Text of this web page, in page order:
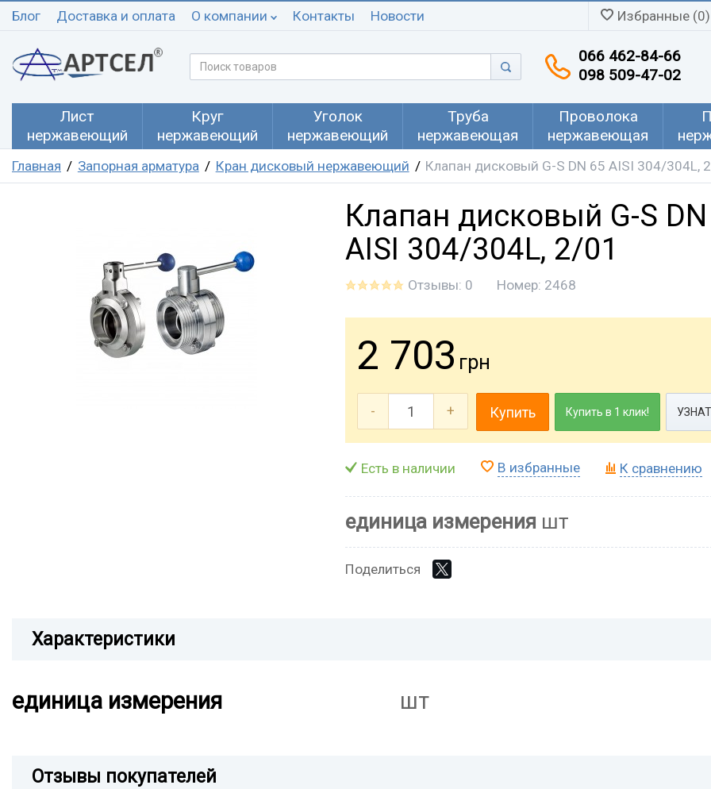
Блог Доставка и оплата О компании Контакты Новости Избранные (0)
066 462-84-66
098 509-47-02
Лист
нержавеющий
Круг
нержавеющий
Уголок
нержавеющий
Труба
нержавеющая
Проволока
нержавеющая
Главная Запорная арматура Кран дисковый нержавеющий Клапан дисковый G-S DN 65 AISI 304/304L,
Клапан дисковый G-S
AISI 304/304L, 2/01
Отзывы: 0 Номер: 2468
2 703 грн
- + Купить Купить в 1 клик!
Есть в наличии В избранные К сравнению
единица измерения шт
Поделиться
Характеристики
единица измерения шт
Отзывы покупателей